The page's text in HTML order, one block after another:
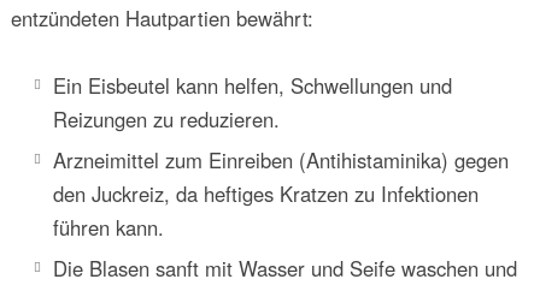
entzündeten Hautpartien bewährt:
Ein Eisbeutel kann helfen, Schwellungen und
Reizungen zu reduzieren.
Arzneimittel zum Einreiben (Antihistaminika) gegen
den Juckreiz, da heftiges Kratzen zu Infektionen
führen kann.
Die Blasen sanft mit Wasser und Seife waschen und